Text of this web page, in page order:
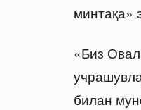
минтақа»
«Биз
билан